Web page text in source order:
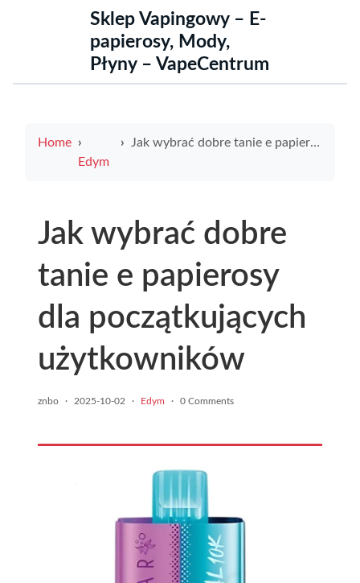
Sklep Vapingowy – E-
papierosy, Mody,
Płyny – VapeCentrum
Home
Edym
Jak wybrać dobre tanie e papierosy dla początkujących użytkowników
Jak wybrać dobre
tanie e papierosy
dla początkujących
użytkowników
znbo · 2025-10-02 · Edym · 0 Comments